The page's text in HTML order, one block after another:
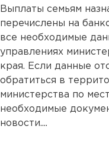
Выплаты семьям
перечислены на
все необходимые
управлениях
края. Если данные
обратиться в
министерства по
необходимые
новости....